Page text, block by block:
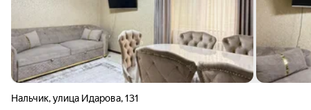
Нальчик,улица Идарова,131